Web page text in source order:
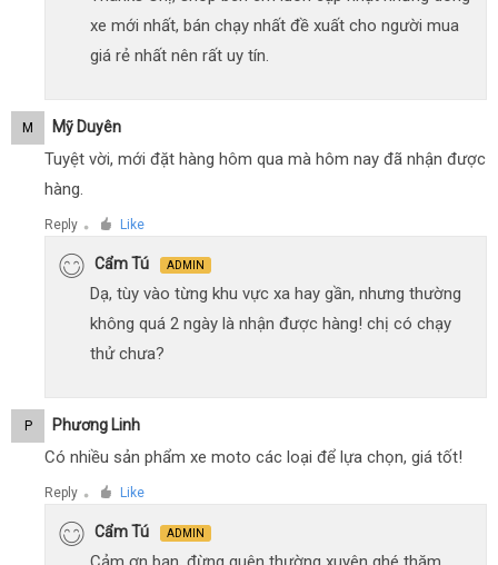
xe mới nhất, bán chạy nhất đề xuất cho người mua
giá rẻ nhất nên rất uy tín.
M Mỹ Duyên
Tuyệt vời, mới đặt hàng hôm qua mà hôm nay đã nhận được
hàng.
Reply ● Like
Cẩm Tú ADMIN
Dạ, tùy vào từng khu vực xa hay gần, nhưng thường
không quá 2 ngày là nhận được hàng! chị có chạy
thử chưa?
P Phương Linh
Có nhiều sản phẩm xe moto các loại để lựa chọn, giá tốt!
Reply ● Like
Cẩm Tú ADMIN